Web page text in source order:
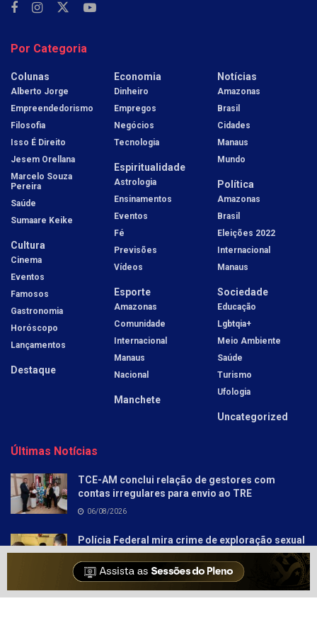
Por Categoria
Colunas
Alberto Jorge
Empreendedorismo
Filosofia
Isso É Direito
Jesem Orellana
Marcelo Souza
Pereira
Saúde
Sumaare Keike
Cultura
Cinema
Eventos
Famosos
Gastronomia
Horóscopo
Lançamentos
Destaque
Economia
Dinheiro
Empregos
Negócios
Tecnologia
Espiritualidade
Astrologia
Ensinamentos
Eventos
Fé
Previsões
Vídeos
Esporte
Amazonas
Comunidade
Internacional
Manaus
Nacional
Manchete
Notícias
Amazonas
Brasil
Cidades
Manaus
Mundo
Política
Amazonas
Brasil
Eleições 2022
Internacional
Manaus
Sociedade
Educação
Lgbtqia+
Meio Ambiente
Saúde
Turismo
Ufologia
Uncategorized
Últimas Notícias
TCE-AM conclui relação de gestores com
contas irregulares para envio ao TRE
06/08/2026
Polícia Federal mira crime de exploração sexual
infantojuvenil
06/08/2026